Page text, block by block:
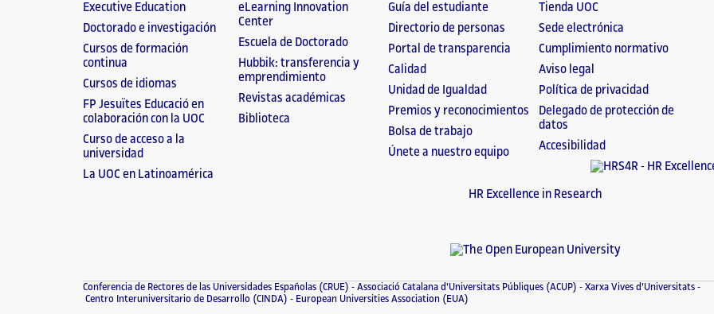
Executive Education
Doctorado e investigación
Cursos de formación
continua
Cursos de idiomas
FP Jesuïtes Educació en
colaboración con la UOC
Curso de acceso a la
universidad
La UOC en Latinoamérica
eLearning Innovation
Center
Escuela de Doctorado
Hubbik: transferencia y
emprendimiento
Revistas académicas
Biblioteca
Guía del estudiante
Directorio de personas
Portal de transparencia
Calidad
Unidad de Igualdad
Premios y reconocimientos
Bolsa de trabajo
Únete a nuestro equipo
Tienda UOC
Sede electrónica
Cumplimiento normativo
Aviso legal
Política de privacidad
Delegado de protección de
datos
Accesibilidad
HR Excellence in Research
Conferencia de Rectores de las Universidades Españolas (CRUE) Associació Catalana d'Universitats Públiques (ACUP)
Xarxa Vives d'Universitats
Centro Interuniversitario de Desarrollo (CINDA)
European Universities Association (EUA)